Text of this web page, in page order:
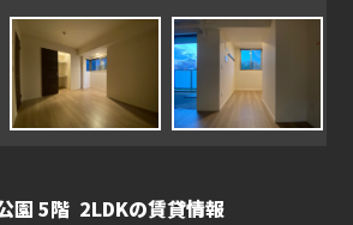
園 5階 2LDKの賃貸情報